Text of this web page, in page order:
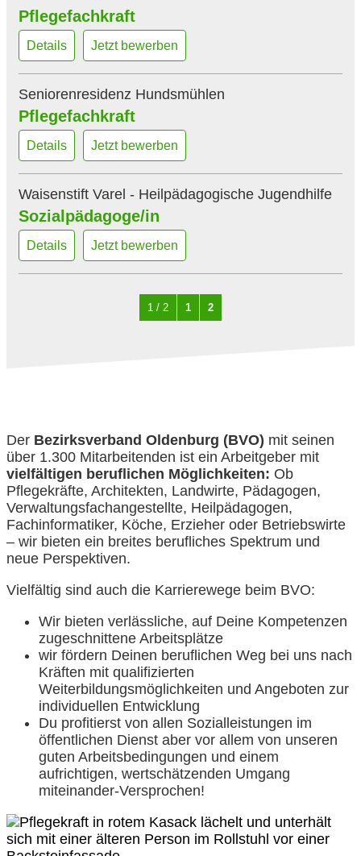
Pflegefachkraft
Details Jetzt bewerben
Seniorenresidenz Hundsmühlen
Pflegefachkraft
Details Jetzt bewerben
Waisenstift Varel - Heilpädagogische Jugendhilfe
Sozialpädagoge/in
Details Jetzt bewerben
1 2 1 2
Der Bezirksverband Oldenburg (BVO) mit seinen
über 1.300 Mitarbeitenden ist ein Arbeitgeber mit
vielfältigen beruflichen Möglichkeiten: Ob
Pflegekräfte, Architekten, Landwirte, Pädagogen,
Verwaltungsfachangestellte, Heilpädagogen,
Fachinformatiker, Köche, Erzieher oder Betriebswirte
– wir bieten ein breites berufliches Spektrum und
neue Perspektiven.
Vielfältig sind auch die Karrierewege beim BVO:
Wir bieten verlässliche, auf Deine Kompetenzen
zugeschnittene Arbeitsplätze
wir fördern Deinen beruflichen Weg bei uns nach
Kräften mit qualifizierten
Weiterbildungsmöglichkeiten und Angeboten zur
individuellen Entwicklung
Du profitierst von allen Sozialleistungen im
öffentlichen Dienst aber vor allem von unseren
guten Arbeitsbedingungen und einem
aufrichtigen, wertschätzenden Umgang
miteinander-Versprochen!